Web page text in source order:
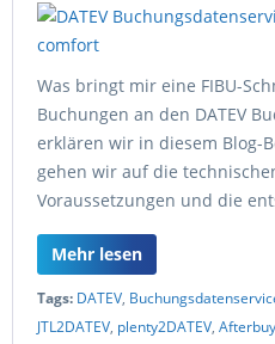
Was bringt mir eine FIBU-
Buchungen an den DATEV
erklären wir in diesem Blog-
gehen wir auf die
Voraussetzungen und die
Mehr lesen
Tags: DATEV,
JTL2DATEV, plenty2DATEV,